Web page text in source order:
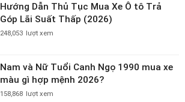
Hướng Dẫn Thủ Tục Mua Xe Ô tô Trả
Góp Lãi Suất Thấp (2026)
248,053 lượt xem
Nam và Nữ Tuổi Canh Ngọ 1990 mua xe
màu gì hợp mệnh 2026?
158,868 lượt xem